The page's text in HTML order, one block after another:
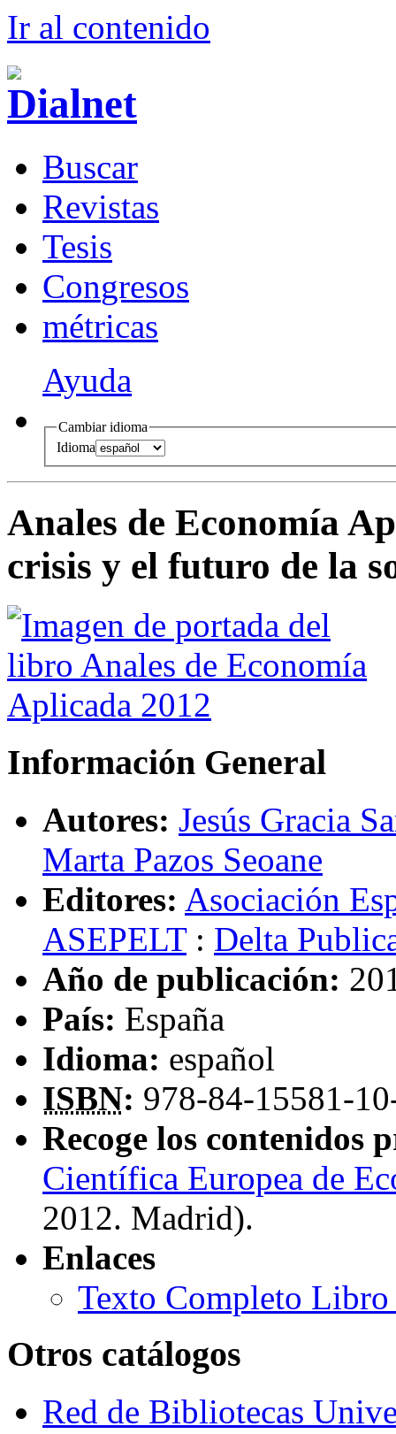
Ir al contenido
Buscar
Revistas
Tesis
Congresos
métricas
Ayuda
Cambiar idioma
Idioma
Anales de Economía
crisis y el futuro de la
Información General
Autores: Jesús Gracia
Marta Pazos Seoane
Editores: Asociación
ASEPELT: Delta
Año de publicación:
País: España
Idioma: español
ISBN: 978-84-15581-
Recoge los contenidos
Científica Europea de
2012. Madrid).
Enlaces
Texto Completo
Otros catálogos
Red de Bibliotecas